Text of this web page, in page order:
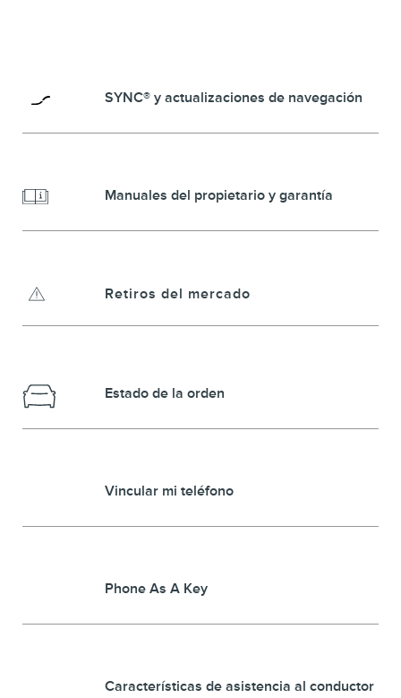
SYNC® y actualizaciones de navegación
Manuales del propietario y garantía
Retiros del mercado
Estado de la orden
Vincular mi teléfono
Phone As A Key
Características de asistencia al conductor